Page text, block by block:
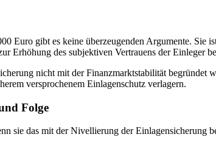
Euro gibt es keine überzeugenden Argumente.
Erhöhung des subjektiven Vertrauens der Einleger
nicht mit der Finanzmarktstabilität
versprochenem Einlagenschutz verlagern.
Folge
sie das mit der Nivellierung der